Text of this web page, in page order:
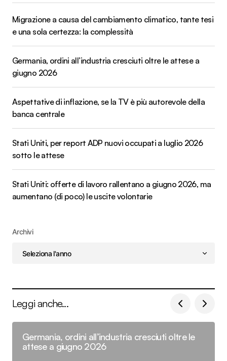
Migrazione a causa del cambiamento climatico, tante tesi
e una sola certezza: la complessità
Germania, ordini all’industria cresciuti oltre le attese a
giugno 2026
Aspettative di inflazione, se la TV è più autorevole della
banca centrale
Stati Uniti, per report ADP nuovi occupati a luglio 2026
sotto le attese
Stati Uniti: offerte di lavoro rallentano a giugno 2026, ma
aumentano (di poco) le uscite volontarie
Archivi
Leggi anche...
Germania, ordini all’industria cresciuti oltre le
attese a giugno 2026